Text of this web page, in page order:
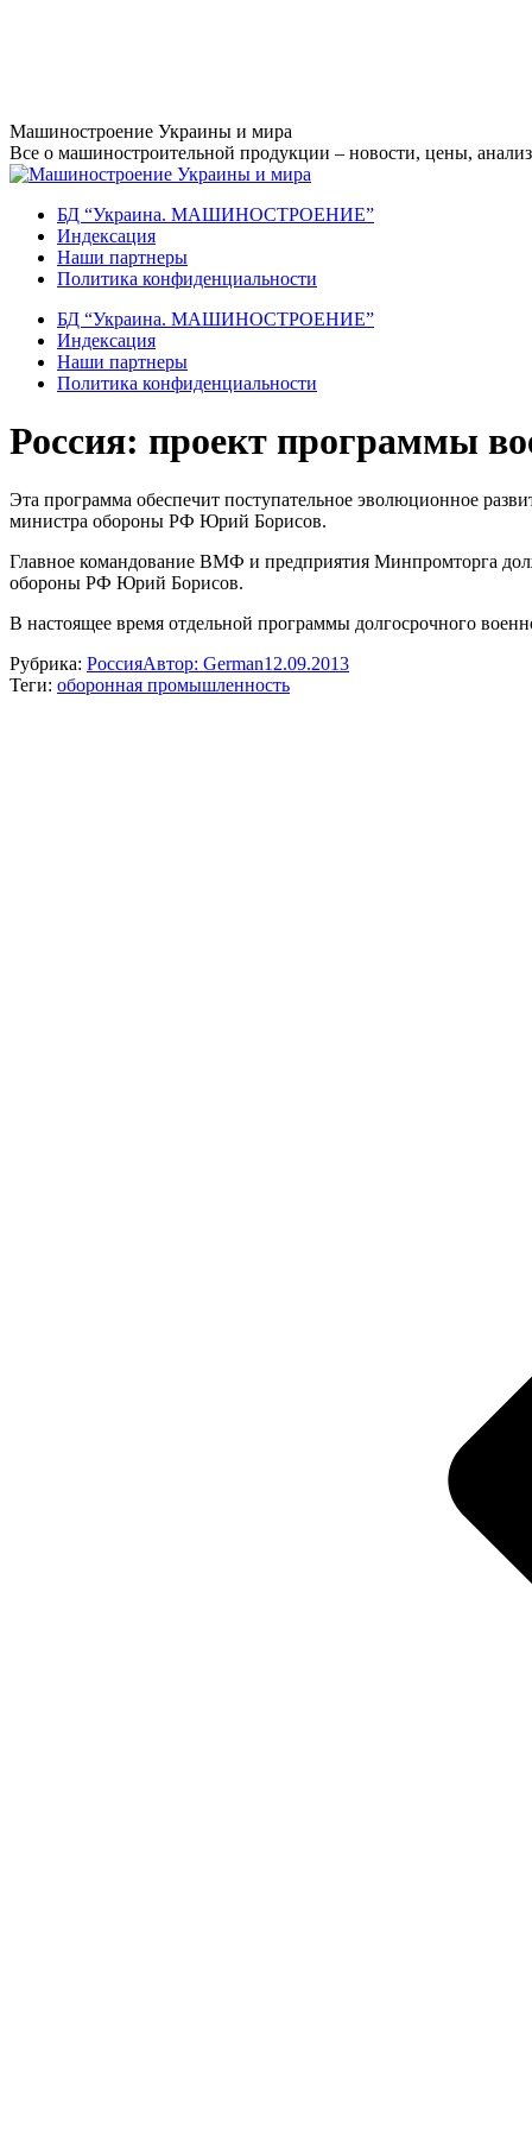
Перейти
к
содержанию
Машиностроение Украины и мира
Все о машиностроительной продукции – новости, цены,
БД “Украина. МАШИНОСТРОЕНИЕ”
Индекcация
Наши партнеры
Политика конфиденциальности
БД “Украина. МАШИНОСТРОЕНИЕ”
Индекcация
Наши партнеры
Политика конфиденциальности
Россия: проект программы
Эта программа обеспечит поступательное эволюционное
министра обороны РФ Юрий Борисов.
Главное командование ВМФ и предприятия Минпромторга
обороны РФ Юрий Борисов.
В настоящее время отдельной программы долгосрочного
Рубрика: РоссияАвтор: German12.09.2013
Теги: оборонная промышленность